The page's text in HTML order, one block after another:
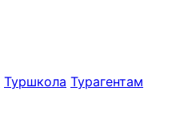
Туршкола Турагентам